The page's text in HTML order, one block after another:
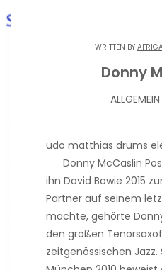
WRITTEN BY
Donny
ALLGEMEIN
udo matthias drums
Donny McCaslin
ihn David Bowie 2015
Partner auf seinem
machte, gehörte
den großen
zeitgenössischen Jazz.